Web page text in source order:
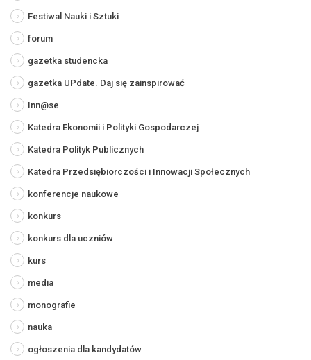
Festiwal Nauki i Sztuki
forum
gazetka studencka
gazetka UPdate. Daj się zainspirować
Inn@se
Katedra Ekonomii i Polityki Gospodarczej
Katedra Polityk Publicznych
Katedra Przedsiębiorczości i Innowacji Społecznych
konferencje naukowe
konkurs
konkurs dla uczniów
kurs
media
monografie
nauka
ogłoszenia dla kandydatów